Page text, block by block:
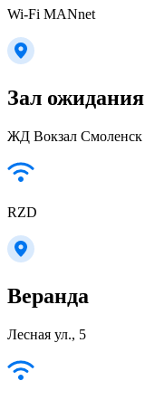
Wi-Fi MANnet
Зал ожидания
ЖД Вокзал Смоленск
RZD
Веранда
Лесная ул., 5